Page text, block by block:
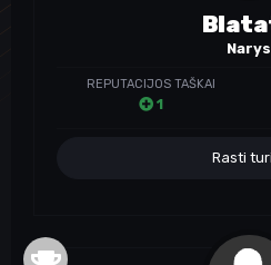
Narys
REPUTACIJOS TAŠKAI
1
Rasti